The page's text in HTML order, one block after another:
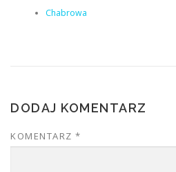
Chabrowa
DODAJ KOMENTARZ
KOMENTARZ *